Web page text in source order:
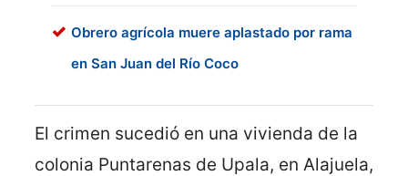
Obrero agrícola muere aplastado por rama
en San Juan del Río Coco
El crimen sucedió en una vivienda de la
colonia Puntarenas de Upala, en Alajuela,